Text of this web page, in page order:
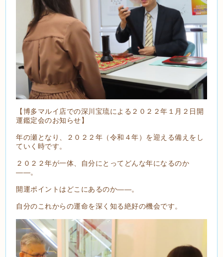
【博多マルイ店での深川宝琉による２０２２年１月２日開
運鑑定会のお知らせ】
年の瀬となり、２０２２年（令和４年）を迎える備えをし
ていく時です。
２０２２年が一体、自分にとってどんな年になるのか
――。
開運ポイントはどこにあるのか――。
自分のこれからの運命を深く知る絶好の機会です。